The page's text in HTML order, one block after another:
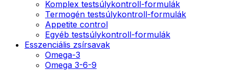
Komplex testsúlykontroll-formulák
Termogén testsúlykontroll-formulák
Appetite control
Egyéb testsúlykontroll-formulák
Esszenciális zsírsavak
Omega-3
Omega 3-6-9